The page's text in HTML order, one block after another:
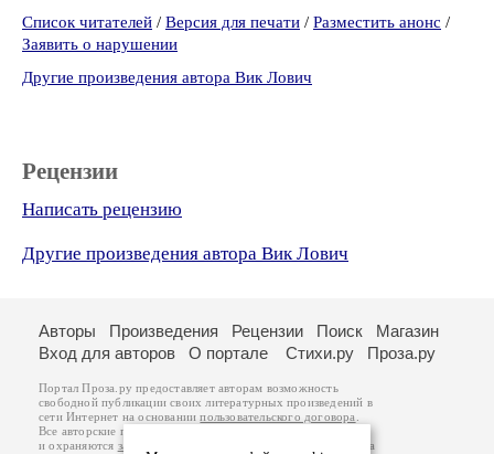
Список читателей / Версия для печати / Разместить анонс /
Заявить о нарушении
Другие произведения автора Вик Лович
Рецензии
Написать рецензию
Другие произведения автора Вик Лович
Авторы Произведения Рецензии Поиск
Магазин
Вход для авторов
О портале Стихи.ру Проза.ру
Портал Проза.ру предоставляет авторам возможность
свободной публикации своих литературных произведений в
сети Интернет на основаниипользовательского договора
Все авторские права на произведения принадлежат авторам
и охраняются законом . Перепечатка произведений возможна